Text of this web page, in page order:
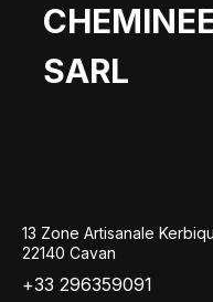
SARL
13 Zone Artisanale
22140 Cavan
+33 296359091